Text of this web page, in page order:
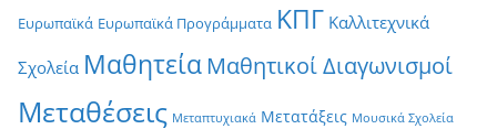
Ευρωπαϊκά Ευρωπαϊκά Προγράμματα ΚΠΓ Καλλιτεχνικά
Σχολεία Μαθητεία Μαθητικοί Διαγωνισμοί
Μεταθέσεις Μεταπτυχιακά Μετατάξεις Μουσικά Σχολεία